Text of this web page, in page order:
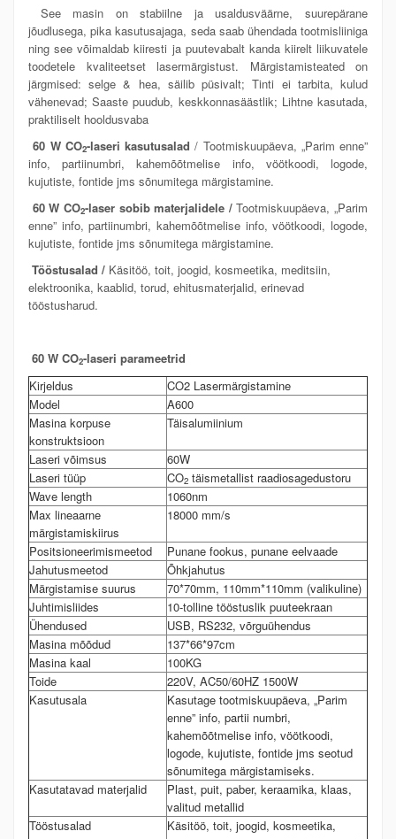
See masin on stabiilne ja usaldusväärne, suurepärane
jõudlusega, pika kasutusajaga, seda saab ühendada tootmisliiniga
ning see võimaldab kiiresti ja puutevabalt kanda kiirelt liikuvatele
toodetele kvaliteetset lasermärgistust. Märgistamisteated on
järgmised: selge & hea, säilib püsivalt; Tinti ei tarbita, kulud
vähenevad; Saaste puudub, keskkonnasäästlik; Lihtne kasutada,
praktiliselt hooldusvaba
60 W CO2-laseri kasutusalad / Tootmiskuupäeva, „Parim enne”
info, partiinumbri, kahemõõtmelise info, vöötkoodi, logode,
kujutiste, fontide jms sõnumitega märgistamine.
60 W CO2-laser sobib materjalidele /Tootmiskuupäeva, „Parim
enne” info, partiinumbri, kahemõõtmelise info, vöötkoodi, logode,
kujutiste, fontide jms sõnumitega märgistamine.
Tööstusalad / Käsitöö, toit, joogid, kosmeetika, meditsiin,
elektroonika, kaablid, torud, ehitusmaterjalid, erinevad
tööstusharud.
60 W CO2-laseri parameetrid
Kirjeldus
CO2 Lasermärgistamine
Model
A600
Masina korpuse
konstruktsioon
Täisalumiinium
Laseri võimsus
60W
Laseri tüüp
CO2 täismetallist raadiosagedustoru
Wave length
1060nm
Max lineaarne
märgistamiskiirus
18000 mm/s
Positsioneerimismeetod
Punane fookus, punane eelvaade
Jahutusmeetod
Õhkjahutus
Märgistamise suurus
70*70mm, 110mm*110mm (valikuline)
Juhtimisliides
10-tolline tööstuslik puuteekraan
Ühendused
USB, RS232, võrguühendus
Masina mõõdud
137*66*97cm
Masina kaal
100KG
Toide
220V, AC50/60HZ 1500W
Kasutusala
Kasutage tootmiskuupäeva, „Parim
enne” info, partii numbri,
kahemõõtmelise info, vöötkoodi,
logode, kujutiste, fontide jms seotud
sõnumitega märgistamiseks.
Kasutatavad materjalid
Plast, puit, paber, keraamika, klaas,
valitud metallid
Tööstusalad
Käsitöö, toit, joogid, kosmeetika,